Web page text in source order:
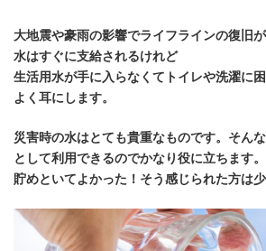
大地震や豪雨の影響でライフラインの復旧
水はすぐに支給されるけれど
生活用水が手に入らなくてトイレや洗濯に
よく耳にします。
災害時の水はとても貴重なものです。そん
として利用できるのでかなり役に立ちます。
貯めといてよかった！そう感じられた方は少